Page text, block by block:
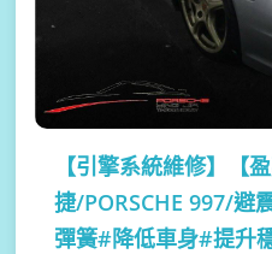
【引擎系統維修】
【
捷/PORSCHE 997/避
彈簧#降低車身#提升